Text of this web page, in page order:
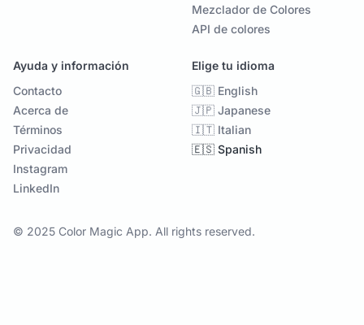
Mezclador de Colores
API de colores
Ayuda y información
Contacto
Acerca de
Términos
Privacidad
Instagram
LinkedIn
Elige tu idioma
🇬🇧 English
🇯🇵 Japanese
🇮🇹 Italian
🇪🇸 Spanish
© 2025 Color Magic App. All rights reserved.